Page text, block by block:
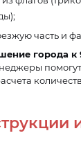
часть и
города к